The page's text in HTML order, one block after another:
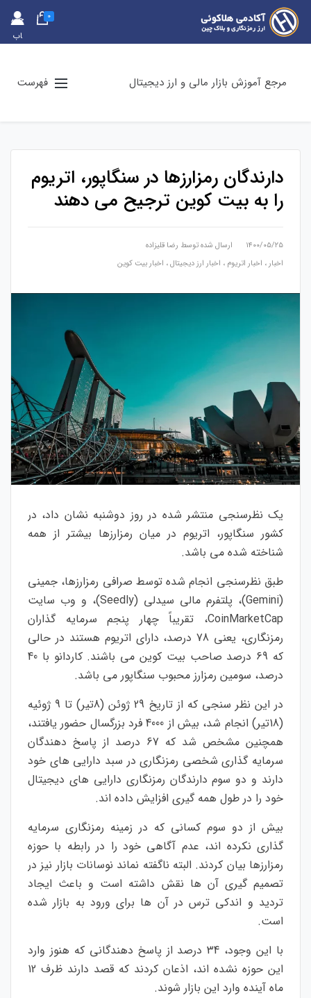
حس
اب
0
مرجع آموزش بازار مالی و ارز دیجیتال فهرست
دارندگان رمزارزها در سنگاپور، اتریوم
را به بیت کوین ترجیح می دهند
۱۴۰۰/۰۵/۲۵ ارسال شده توسط رضا قلیزاده
اخبار ، اخبار اتریوم ، اخبار ارز دیجیتال، اخبار بیت کوین
یک نظرسنجی منتشر شده در روز دوشنبه نشان داد، در
کشور سنگاپور، اتریوم در میان رمزارزها بیشتر از همه
شناخته شده می باشد.
طبق نظرسنجی انجام شده توسط صرافی رمزارزها، جمینی
(Gemini)، پلتفرم مالی سیدلی (Seedly)، و وب سایت
CoinMarketCap، تقریباً چهار پنجم سرمایه گذاران
رمزنگاری، یعنی 78 درصد، دارای اتریوم هستند در حالی
که 69 درصد صاحب بیت کوین می باشند. کاردانو با 40
درصد، سومین رمزارز محبوب سنگاپور می باشد.
در این نظر سنجی که از تاریخ 29 ژوئن (8تیر) تا 9 ژوئیه
(18تیر) انجام شد، بیش از 4000 فرد بزرگسال حضور یافتند،
همچنین مشخص شد که 67 درصد از پاسخ دهندگان
سرمایه گذاری شخصی رمزنگاری در سبد دارایی های خود
دارند و دو سوم دارندگان رمزنگاری دارایی های دیجیتال
خود را در طول همه گیری افزایش داده اند.
بیش از دو سوم کسانی که در زمینه رمزنگاری سرمایه
گذاری نکرده اند، عدم آگاهی خود را در رابطه با حوزه
رمزارزها بیان کردند. البته ناگفته نماند نوسانات بازار نیز در
تصمیم گیری آن ها نقش داشته است و باعث ایجاد
تردید و اندکی ترس در آن ها برای ورود به بازار شده
است.
با این وجود، 34 درصد از پاسخ دهندگانی که هنوز وارد
این حوزه نشده اند، اذعان کردند که قصد دارند ظرف 12
ماه آینده وارد این بازار شوند.